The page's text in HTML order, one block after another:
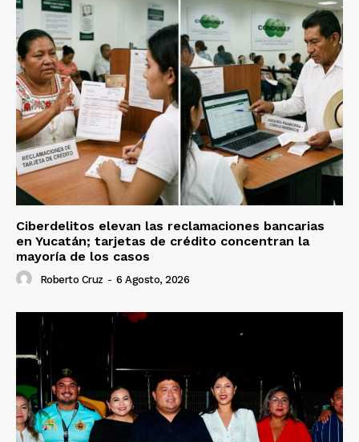
Ciberdelitos elevan las reclamaciones bancarias
en Yucatán; tarjetas de crédito concentran la
mayoría de los casos
Roberto Cruz - 6 Agosto, 2026